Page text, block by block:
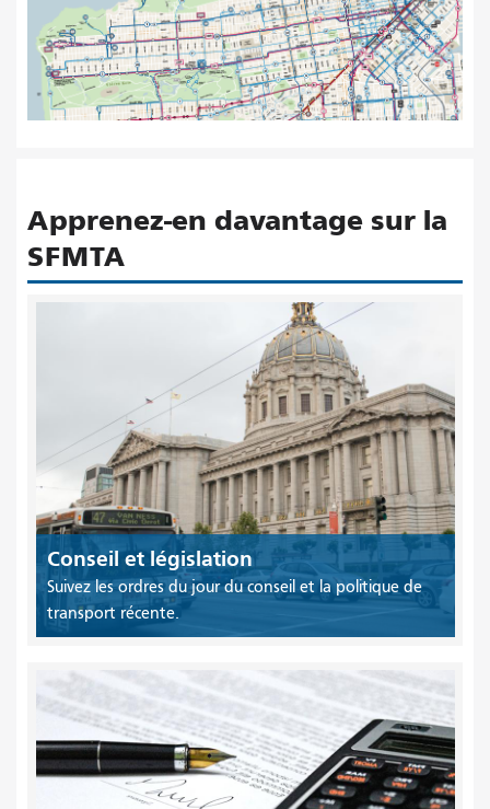
Apprenez-en davantage sur la
SFMTA
Conseil et législation
Suivez les ordres du jour du conseil et la politique de
transport récente.